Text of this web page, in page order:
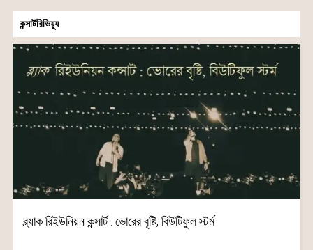
কন্সার্টরিভিয়্যু
ব্ল্যাক রিইউনিয়ন কন্সার্ট : ভোরের বৃষ্টি, বিউটিফুল স্টর্ম